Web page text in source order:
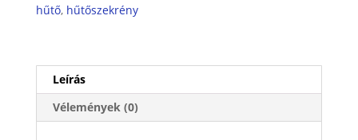
hűtő, hűtőszekrény
Leírás
Vélemények (0)